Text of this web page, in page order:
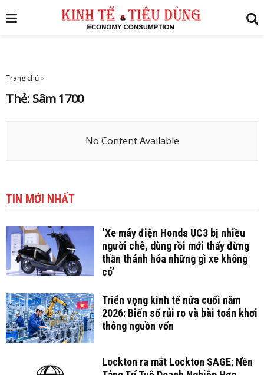
Trang chủ»
Thẻ: Sâm 1700
No Content Available
TIN MỚI NHẤT
‘Xe máy điện Honda UC3 bị nhiều
người chê, dùng rồi mới thấy đừng
thần thánh hóa những gì xe không
có’
Triển vọng kinh tế nửa cuối năm
2026: Biến số rủi ro và bài toán khơi
thông nguồn vốn
Lockton ra mắt Lockton SAGE: Nền